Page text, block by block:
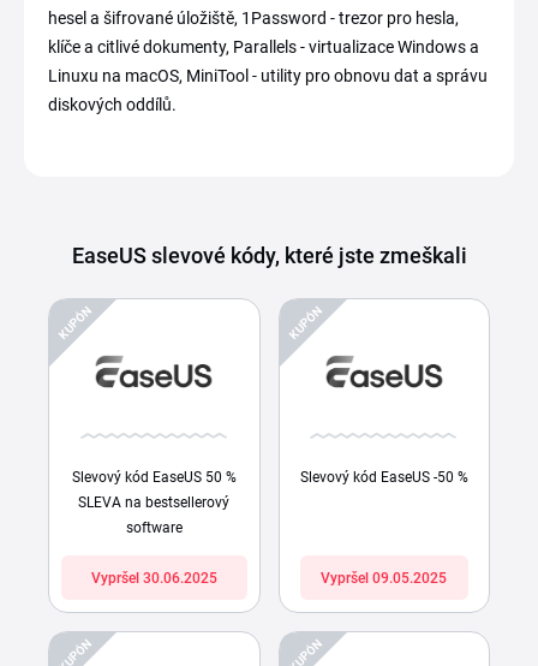
hesel a šifrované úložiště, 1Password - trezor pro hesla,
klíče a citlivé dokumenty, Parallels - virtualizace Windows a
Linuxu na macOS, MiniTool - utility pro obnovu dat a správu
diskových oddílů.
EaseUS slevové kódy, které jste zmeškali
KUPÓN
Slevový kód EaseUS 50 %
SLEVA na bestsellerový
software
Vypršel 30.06.2025
KUPÓN
Slevový kód EaseUS -50 %
Vypršel 09.05.2025
KUPÓN KUPÓN